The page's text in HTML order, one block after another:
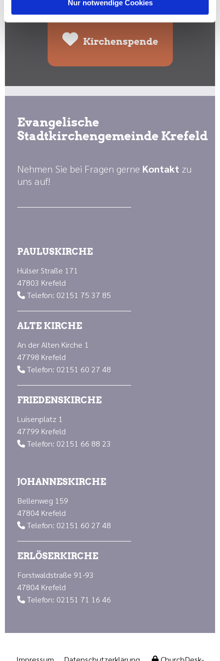
Nur notwendige Cookies
Kirchenspende
Evangelische
Stadtkirchengemeinde Krefeld
Nehmen Sie bei Fragen gerne Kontakt zu
uns auf!
PAULUSKIRCHE
Hülser Straße 171
47803 Krefeld
 Telefon: 02151 75 37 85
ALTE KIRCHE
An der Alten Kirche 1
47798 Krefeld
 Telefon: 02151 60 27 48
FRIEDENSKIRCHE
Luisenplatz 1
47799 Krefeld
 Telefon: 02151 66 88 23
JOHANNESKIRCHE
Bellenweg 159
47804 Krefeld
 Telefon: 02151 60 27 48
ERLÖSERKIRCHE
Forstwaldstraße 91-93
47804 Krefeld
 Telefon: 02151 71 16 46